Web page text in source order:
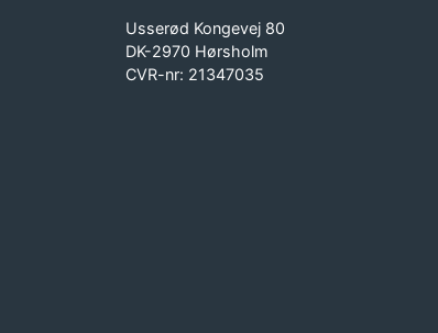
Usserød Kongevej 80
DK-2970 Hørsholm
CVR-nr: 21347035